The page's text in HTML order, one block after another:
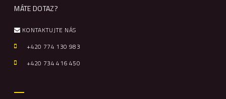
MÁTE DOTAZ?
KONTAKTUJTE NÁS
+420 774 130 983
+420 734 416 450